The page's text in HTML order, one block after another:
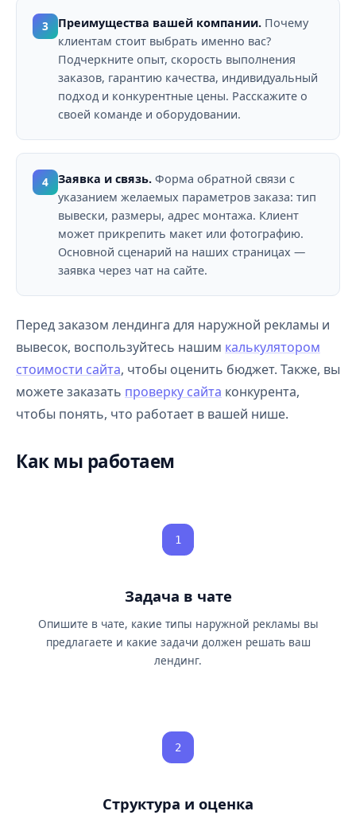
3 Преимущества вашей компании. Почему
клиентам стоит выбрать именно вас?
Подчеркните опыт, скорость выполнения
заказов, гарантию качества, индивидуальный
подход и конкурентные цены. Расскажите о
своей команде и оборудовании.
4 Заявка и связь. Форма обратной связи с
указанием желаемых параметров заказа: тип
вывески, размеры, адрес монтажа. Клиент
может прикрепить макет или фотографию.
Основной сценарий на наших страницах —
заявка через чат на сайте.
Перед заказом лендинга для наружной рекламы и
вывесок, воспользуйтесь нашим калькулятором
стоимости сайта, чтобы оценить бюджет. Также, вы
можете заказать проверку сайта конкурента,
чтобы понять, что работает в вашей нише.
Как мы работаем
1
Задача в чате
Опишите в чате, какие типы наружной рекламы вы
предлагаете и какие задачи должен решать ваш
лендинг.
2
Структура и оценка